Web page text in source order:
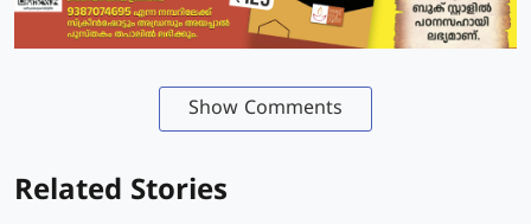
Show Comments
Related Stories